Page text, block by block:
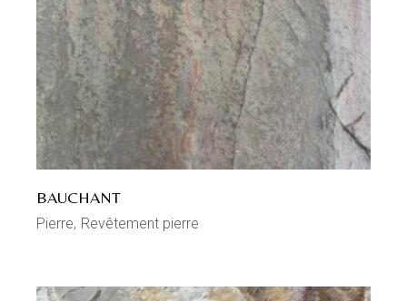
BAUCHANT
Pierre Revêtement pierre